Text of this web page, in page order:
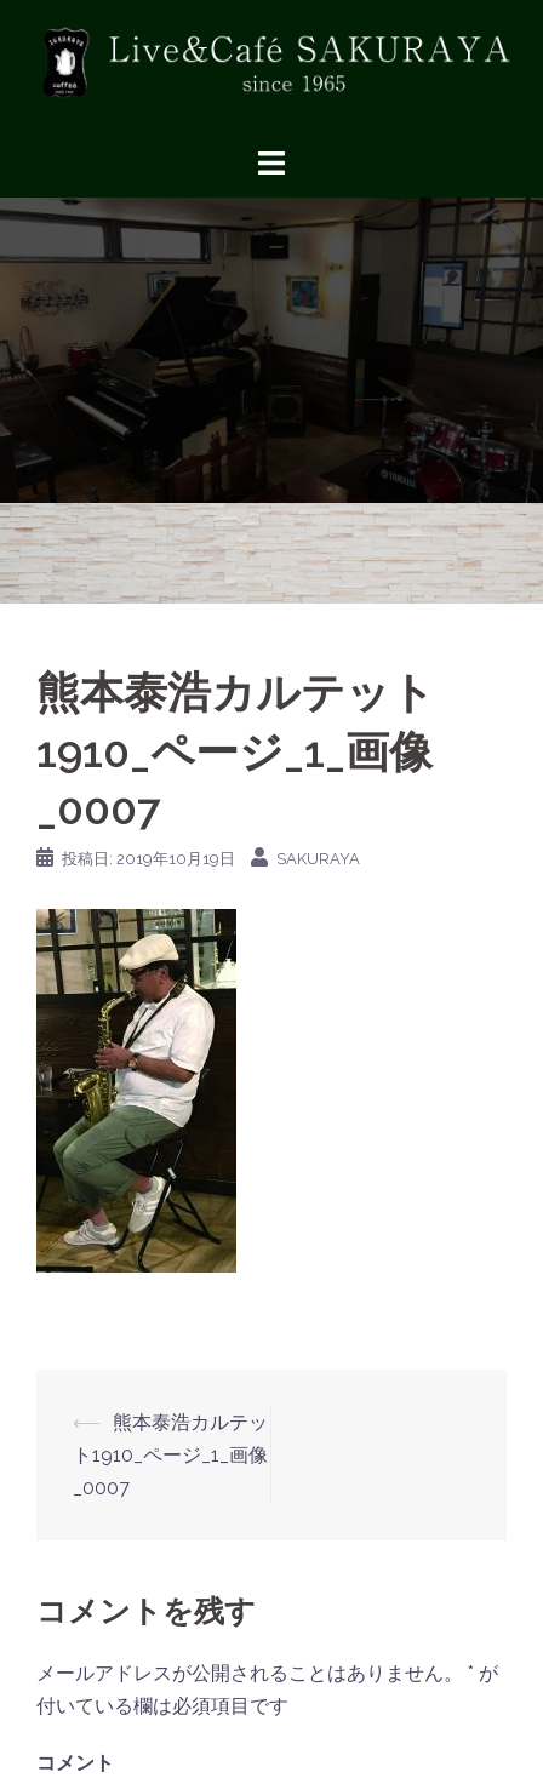
ス
熊本泰浩カルテット
1910_ページ_1_画像
_0007
投稿日: 2019年10月19日 SAKURAYA
投
稿
ナ
ー
ョ
ン
⟵
熊本泰浩カルテッ
ト1910_ページ_1_画像
_0007
コメントを残す
メールアドレスが公開されることはありません。 * が
付いている欄は必須項目です
コメント